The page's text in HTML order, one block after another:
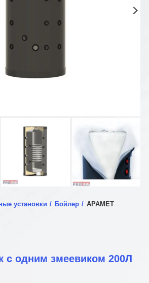
установки Бойлер APAMET
с одним змеевиком 200Л